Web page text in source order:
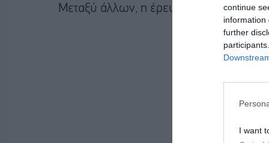
continue
information
further
I want
Μεταξύ άλλων, η έρευνα αποκάλυψε: